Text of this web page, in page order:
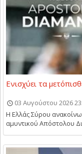
Ενισχύει τα
03 Αυγούστου 2026
Η Ελλάς Σύρου
αμυντικού Απόστολου